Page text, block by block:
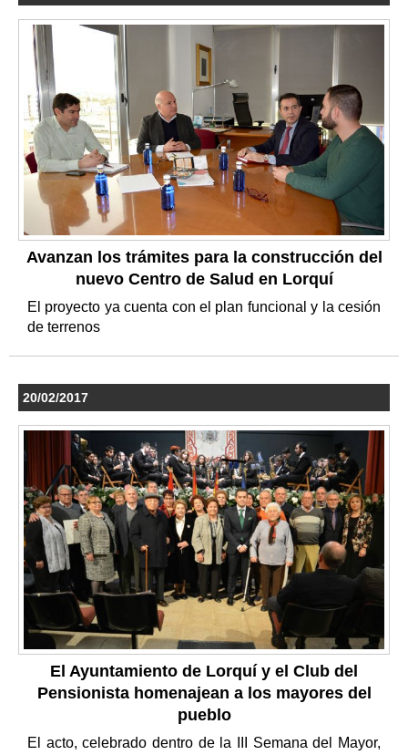
Avanzan los trámites para la construcción del
nuevo Centro de Salud en Lorquí
El proyecto ya cuenta con el plan funcional y la cesión
de terrenos
20/02/2017
El Ayuntamiento de Lorquí y el Club del
Pensionista homenajean a los mayores del
pueblo
El acto, celebrado dentro de la III Semana del Mayor,